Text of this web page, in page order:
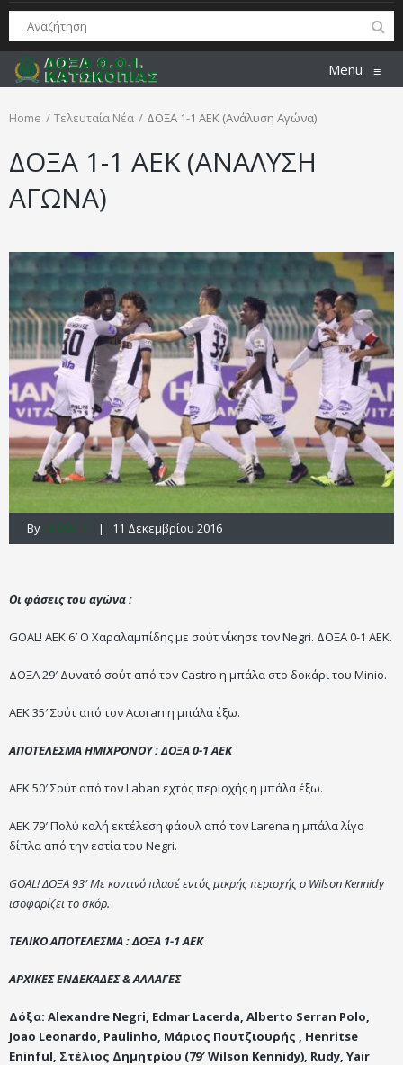
Menu ≡
Home Τελευταία Νέα ΔΟΞΑ 1-1 ΑΕΚ (Ανάλυση Αγώνα)
ΔΟΞΑ 1-1 ΑΕΚ (ΑΝΑΛΥΣΗ
ΑΓΩΝΑ)
By DOXA FC | 11 Δεκεμβρίου 2016
Οι φάσεις του αγώνα :
GOAL! ΑΕΚ 6′ O Xαραλαμπίδης με σούτ νίκησε τον Negri. ΔΟΞΑ 0-1 ΑΕΚ.
ΔΟΞΑ 29′ Δυνατό σούτ από τον Castro η μπάλα στο δοκάρι του Minio.
ΑΕK 35′ Σούτ από τον Acoran η μπάλα έξω.
ΑΠΟΤΕΛΕΣΜΑ ΗΜΙΧΡΟΝΟΥ : ΔΟΞΑ 0-1 ΑΕΚ
ΑΕK 50′ Σούτ από τον Laban εχτός περιοχής η μπάλα έξω.
ΑΕΚ 79′ Πολύ καλή εκτέλεση φάουλ από τον Larena η μπάλα λίγο
δίπλα από την εστία του Negri.
GOAL! ΔΟΞΑ 93′ Με κοντινό πλασέ εντός μικρής περιοχής ο Wilson Kennidy
ισοφαρίζει το σκόρ.
ΤΕΛΙΚΟ ΑΠΟΤΕΛΕΣΜΑ : ΔΟΞΑ 1-1 ΑΕΚ
ΑΡΧΙΚΕΣ ΕΝΔΕΚΑΔΕΣ & ΑΛΛΑΓΕΣ
Δόξα: Alexandre Negri, Edmar Lacerda, Alberto Serran Polo,
Joao Leonardo, Paulinho, Μάριος Πουτζιουρής , Henritse
Eninful, Στέλιος Δημητρίου (79′ Wilson Kennidy), Rudy, Υair